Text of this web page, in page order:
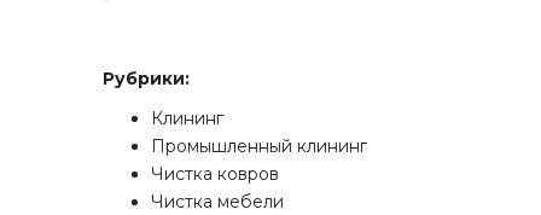
Рубрики:
Клининг
Промышленный клининг
Чистка ковров
Чистка мебели